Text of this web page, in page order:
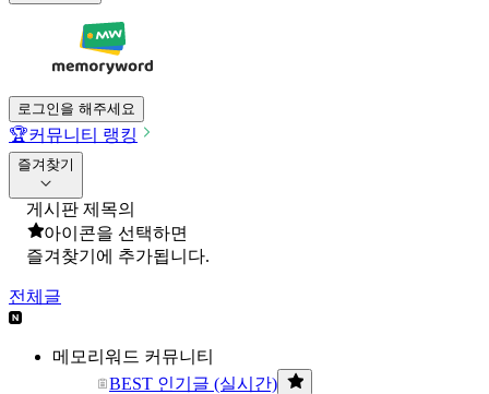
로그인을 해주세요
🏆커뮤니티 랭킹
즐겨찾기
게시판 제목의
아이콘을 선택하면
즐겨찾기에 추가됩니다.
전체글
메모리워드 커뮤니티
BEST 인기글 (실시간)